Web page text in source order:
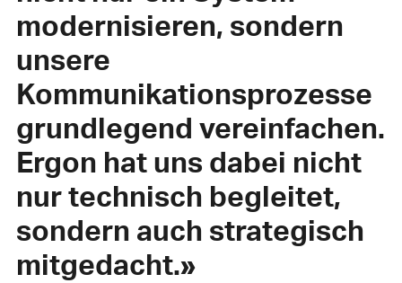
modernisieren, sondern
unsere
Kommunikationsprozesse
grundlegend vereinfachen.
Ergon hat uns dabei nicht
nur technisch begleitet,
sondern auch strategisch
mitgedacht.»